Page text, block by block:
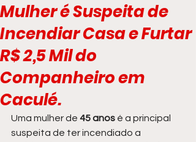
Mulher é Suspeita de
Incendiar Casa e Furtar
R$ 2,5 Mil do
Companheiro em
Caculé.
Uma mulher de 45 anos é a principal
suspeita de ter incendiado a